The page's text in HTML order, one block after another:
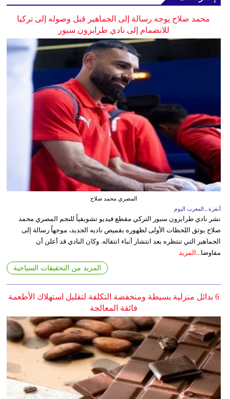
محمد صلاح يوجه رسالة إلى الجماهير قبل وصوله إلى تركيا
للانضمام إلى نادي طرابزون سبور
المصري محمد صلاح
أنقرة ـ المغرب اليوم
نشر نادي طرابزون سبور التركي مقطع فيديو تشويقياً للنجم المصري محمد
صلاح يوثق اللحظات الأولى لظهوره بقميص ناديه الجديد، موجهاً رسالة إلى
الجماهير التي تنتظره بعد انتشار أنباء انتقاله. وكان النادي قد أعلن أن
مفاوضا... المزيد
المزيد من التحقيقات السياحية
6 بدائل منزلية بسيطة ومنخفضة التكلفة لتقليل استهلاك الأطعمة
فائقة المعالجة